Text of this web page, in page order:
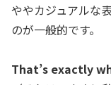
ややカジュアルな
のが一般的です。
That’s exactly